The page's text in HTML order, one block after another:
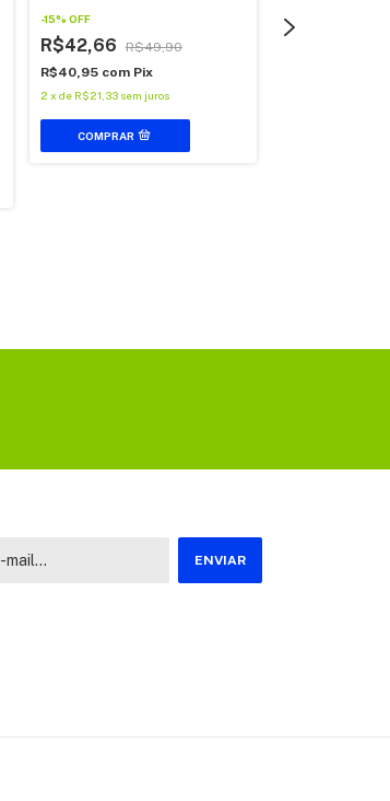
-15% OFF
R$42,66
R$49,90
R$40,95 com Pix
2 x de R$21,33 sem juros
-15